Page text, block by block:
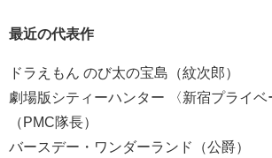
最近の代表作
ドラえもん のび太の宝島（紋次郎）
劇場版シティーハンター 〈新宿プライベ
（PMC隊長）
バースデー・ワンダーランド（公爵）